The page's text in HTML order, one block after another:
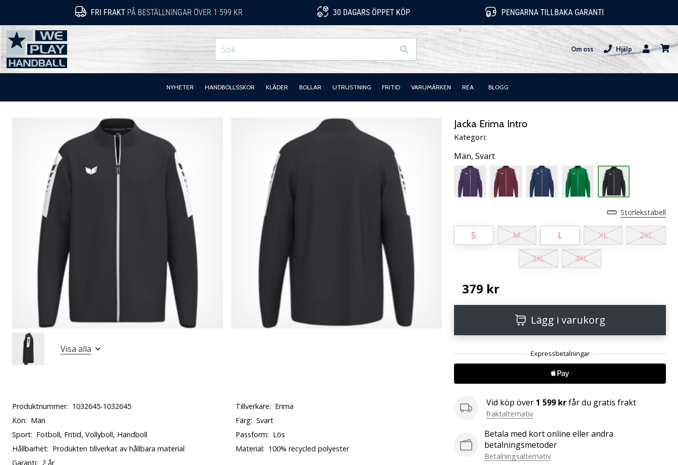
FRI FRAKTPÅ BESTÄLLNINGAR ÖVER 1 599 KR 30 DAGARS ÖPPET KÖP PENGARNA TILLBAKA GARANTI
WePlayHandball.se
Om oss
Hjälp
NYHETER HANDBOLLSSKOR KLÄDER BOLLAR UTRUSTNING FRITID VARUMÄRKEN REA BLOGG
Jacka Erima Intro
Kategori:
Män, Svart
Storlekstabell
S M L XL 2XL
3XL 4XL
379 kr
Lägg i varukorg
Vid köp över 1 599 krfår du gratis frakt
fraktalternativ
Betala med kort online eller andra
betalningsmetoder
Betalningsalternativ
Visa alla
Produktnummer: 1032645-1032645 Tillverkare: Erima
Kön: Män Färg: Svart
Sport: Fotboll, Fritid, Vollyboll, Handboll Passform: Lös
Hållbarhet: Produkten tillverkat av hållbara material Material: 100% recycled polyester
Garanti: 2 år